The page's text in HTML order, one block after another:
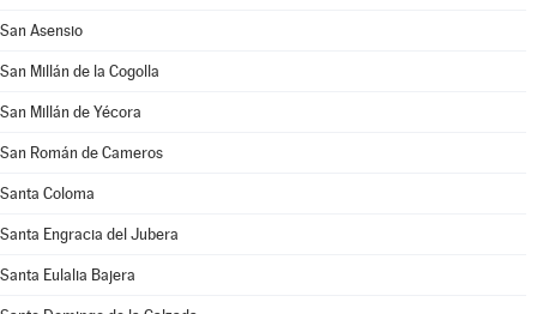
San Asensio
San Millán de la Cogolla
San Millán de Yécora
San Román de Cameros
Santa Coloma
Santa Engracia del Jubera
Santa Eulalia Bajera